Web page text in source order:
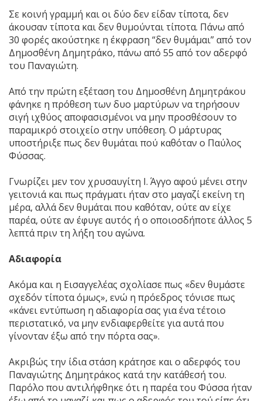
Σε κοινή γραμμή και οι δύο δεν είδαν τίποτα, δεν
άκουσαν τίποτα και δεν θυμούνται τίποτα. Πάνω από
30 φορές ακούστηκε η έκφραση “δεν θυμάμαι” από τον
Δημοσθένη Δημητράκο, πάνω από 55 από τον αδερφό
του Παναγιώτη.
Από την πρώτη εξέταση του Δημοσθένη Δημητράκου
φάνηκε η πρόθεση των δυο μαρτύρων να τηρήσουν
σιγή ιχθύος αποφασισμένοι να μην προσθέσουν το
παραμικρό στοιχείο στην υπόθεση. Ο μάρτυρας
υποστήριξε πως δεν θυμάται πού καθόταν ο Παύλος
Φύσσας.
Γνωρίζει μεν τον χρυσαυγίτη Ι. Άγγο αφού μένει στην
γειτονιά και πως πράγματι ήταν στο μαγαζί εκείνη τη
μέρα, αλλά δεν θυμάται που καθόταν, ούτε αν είχε
παρέα, ούτε αν έφυγε αυτός ή ο οποιοσδήποτε άλλος 5
λεπτά πριν τη λήξη του αγώνα.
Αδιαφορία
Ακόμα και η Εισαγγελέας σχολίασε πως «δεν θυμάστε
σχεδόν τίποτα όμως», ενώ η πρόεδρος τόνισε πως
«κάνει εντύπωση η αδιαφορία σας για ένα τέτοιο
περιστατικό, να μην ενδιαφερθείτε για αυτά που
γίνονταν έξω από την πόρτα σας».
Ακριβώς την ίδια στάση κράτησε και ο αδερφός του
Παναγιώτης Δημητράκος κατά την κατάθεσή του.
Παρόλο που αντιλήφθηκε ότι η παρέα του Φύσσα ήταν